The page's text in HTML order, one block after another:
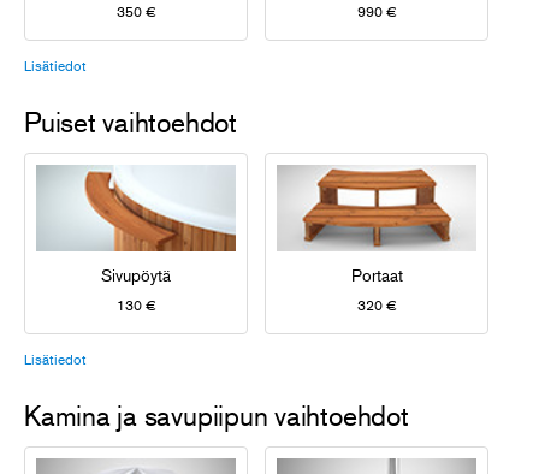
350 € 990 €
Lisätiedot
Puiset vaihtoehdot
Sivupöytä
130 €
Portaat
320 €
Lisätiedot
Kamina ja savupiipun vaihtoehdot